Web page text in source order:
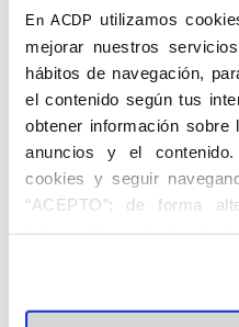
En ACDP utilizamos
mejorar nuestros
hábitos de navegación,
el contenido según tus
obtener información
anuncios y el
cookies y seguir
“ACEPTO”; de forma
información más
en el botón "Personalizar".
visitar nuestra Política de
el público asistente.
centro de Cádiz asistieron a la
Pablo, oficiada por el Rvdo. D.
consiliario del centro gaditano.